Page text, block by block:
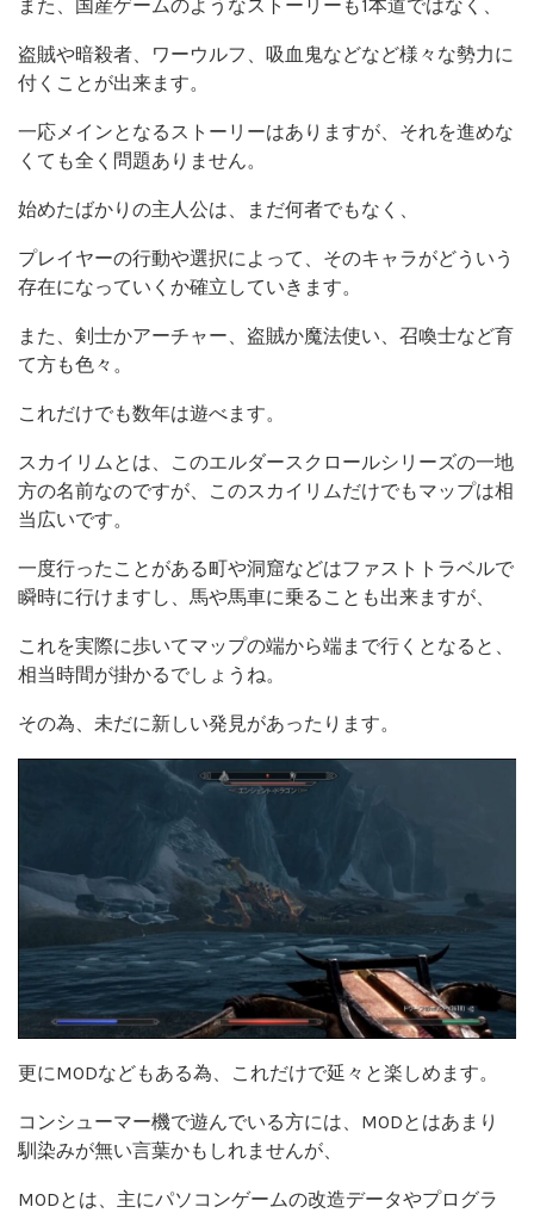
また、国産ゲームのようなストーリーも1本道ではなく、
盗賊や暗殺者、ワーウルフ、吸血鬼などなど様々な勢力に
付くことが出来ます。
一応メインとなるストーリーはありますが、それを進めな
くても全く問題ありません。
始めたばかりの主人公は、まだ何者でもなく、
プレイヤーの行動や選択によって、そのキャラがどういう
存在になっていくか確立していきます。
また、剣士かアーチャー、盗賊か魔法使い、召喚士など育
て方も色々。
これだけでも数年は遊べます。
スカイリムとは、このエルダースクロールシリーズの一地
方の名前なのですが、このスカイリムだけでもマップは相
当広いです。
一度行ったことがある町や洞窟などはファストトラベルで
瞬時に行けますし、馬や馬車に乗ることも出来ますが、
これを実際に歩いてマップの端から端まで行くとなると、
相当時間が掛かるでしょうね。
その為、未だに新しい発見があったります。
更にMODなどもある為、これだけで延々と楽しめます。
コンシューマー機で遊んでいる方には、MODとはあまり
馴染みが無い言葉かもしれませんが、
MODとは、主にパソコンゲームの改造データやプログラ